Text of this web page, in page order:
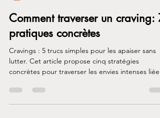
27 déc. 2025
4 min de lecture
Comment traverser un craving: 7
pratiques concrètes
Cravings : 5 trucs simples pour les apaiser sans
concrètes pour traverser les envies intenses liées
aux dépendances, en misant sur la régulation du